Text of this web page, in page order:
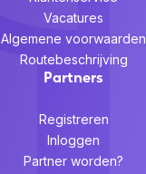
Vacatures
Algemene voorwaarden
Routebeschrijving
Partners
Registreren
Inloggen
Partner worden?